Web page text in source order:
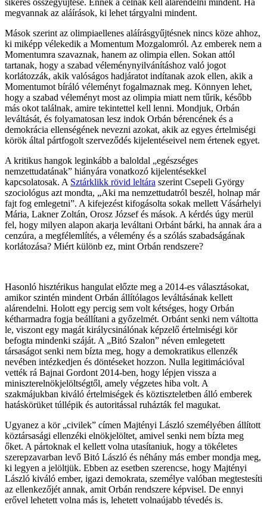
megvannak az aláírások, ki lehet tárgyalni mindent.
Mások szerint az olimpiaellenes aláírásgyűjtésnek nincs köze ahhoz,
ki miképp vélekedik a Momentum Mozgalomról. Az emberek nem a
Momentumra szavaznak, hanem az olimpia ellen. Sokan attól
tartanak, hogy a szabad véleménynyilvánításhoz való jogot
korlátozzák, akik valóságos hadjáratot indítanak azok ellen, akik a
Momentumot bíráló véleményt fogalmaznak meg. Könnyen lehet,
hogy a szabad véleményt most az olimpia miatt nem tűrik, később
más okot találnak, amire tekintettel kell lenni. Mondjuk, Orbán
leváltását, és folyamatosan lesz indok Orbán bérencének és a
demokrácia ellenségének nevezni azokat, akik az egyes értelmiségi
körök által pártfogolt szerveződés kijelentéseivel nem értenek egyet.
A kritikus hangok leginkább a baloldal „egészséges
nemzettudatának” hiányára vonatkozó kijelentésekkel
kapcsolatosak. A Sztárklikk rövid leltára szerint Csepeli György
szociológus azt mondta, „Aki ma nemzettudatról beszél, holnap már
fajt fog emlegetni”. A kifejezést kifogásolta sokak mellett Vásárhelyi
Mária, Lakner Zoltán, Orosz József és mások. A kérdés úgy merül
fel, hogy milyen alapon akarja leváltani Orbánt bárki, ha annak ára a
cenzúra, a megfélemlítés, a vélemény és a szólás szabadságának
korlátozása? Miért különb ez, mint Orbán rendszere?
Hasonló hisztérikus hangulat előzte meg a 2014-es választásokat,
amikor szintén mindent Orbán állítólagos leváltásának kellett
alárendelni. Holott egy percig sem volt kétséges, hogy Orbán
kétharmadra fogja beállítani a győzelmét. Orbánt senki nem váltotta
le, viszont egy magát királycsinálónak képzelő értelmiségi kör
befogta mindenki száját. A „Bitó Szalon” néven emlegetett
társaságot senki nem bízta meg, hogy a demokratikus ellenzék
nevében intézkedjen és döntéseket hozzon. Nulla legitimációval
vették rá Bajnai Gordont 2014-ben, hogy lépjen vissza a
miniszterelnökjelöltségtől, amely végzetes hiba volt. A
szakmájukban kiváló értelmiségek és köztiszteletben álló emberek
hatáskörüket túllépik és autoritással ruházták fel magukat.
Ugyanez a kör „civilek” címen Majtényi László személyében állított
köztársasági ellenzéki elnökjelöltet, amivel senki nem bízta meg
őket. A pártoknak el kellett volna utasítaniuk, hogy a tökéletes
szerepzavarban levő Bitó László és néhány más ember mondja meg,
ki legyen a jelöltjük. Ebben az esetben szerencse, hogy Majtényi
László kiváló ember, igazi demokrata, személye valóban megtestesíti
az ellenkezőjét annak, amit Orbán rendszere képvisel. De ennyi
erővel lehetett volna más is, lehetett volnaújabb tévedés is.